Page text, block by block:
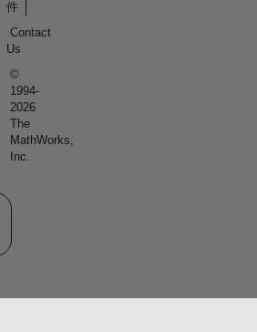
件
Contact
Us
©
1994-
2026
The
MathWorks,
Inc.
サイトの選択